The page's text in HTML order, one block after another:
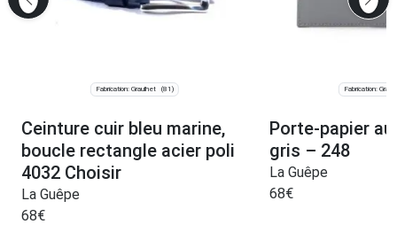
Fabrication: Graulhet (81)
Ceinture cuir bleu marine,
boucle rectangle acier poli
4032 Choisir
La Guêpe
68€
Fabrication:
Porte-papier
gris – 248
La Guêpe
68€